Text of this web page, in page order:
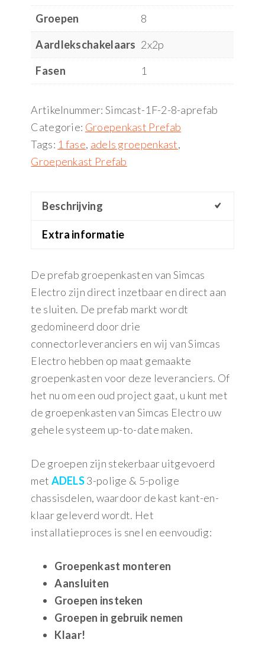
Groepen
8
Aardlekschakelaars 2x2p
Fasen
1
Artikelnummer: Simcast-1F-2-8-aprefab
Categorie: Groepenkast Prefab
Tags: 1 fase, adels groepenkast,
Groepenkast Prefab
Beschrijving
Extra informatie
De prefab groepenkasten van Simcas
Electro zijn direct inzetbaar en direct aan
te sluiten. De prefab markt wordt
gedomineerd door drie
connectorleveranciers en wij van Simcas
Electro hebben op maat gemaakte
groepenkasten voor deze leveranciers. Of
het nu om een oud project gaat, u kunt met
de groepenkasten van Simcas Electro uw
gehele systeem up-to-date maken.
De groepen zijn stekerbaar uitgevoerd
met ADELS3-polige & 5-polige
chassisdelen, waardoor de kast kant-en-
klaar geleverd wordt. Het
installatieproces is snel en eenvoudig:
Groepenkast monteren
Aansluiten
Groepen insteken
Groepen in gebruik nemen
Klaar!